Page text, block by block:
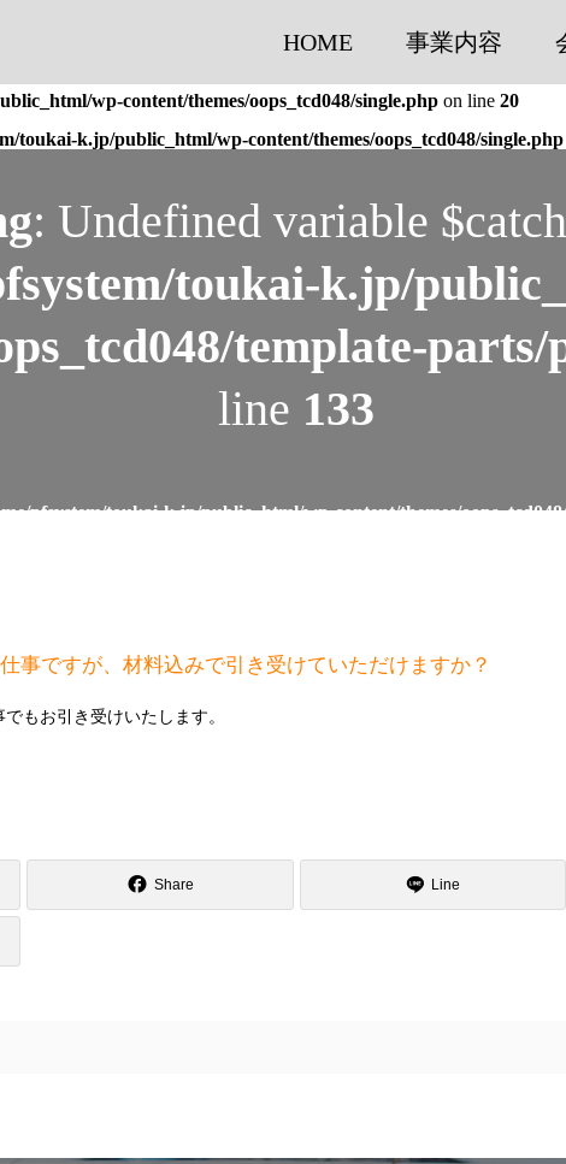
HOME 事業内容
wp-content/themes/oops_tcd048/single.php on line 20
toukai-k.jp/public_html/wp-content/themes/oops_tcd048/single.php
: Undefined variable
toukai-k.jp/
template-parts/
line 133
pfsystem/toukai-k.jp/public_html/wp-content/themes/
事ですが、材料込みで引き受けていただけますか？
もお引き受けいたします。
Share Line